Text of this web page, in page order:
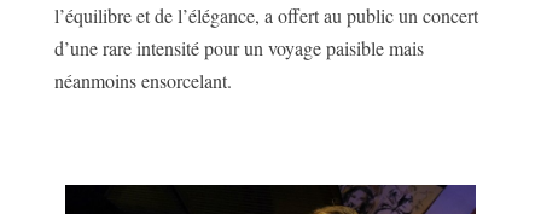
l’équilibre et de l’élégance, a offert au public un concert
d’une rare intensité pour un voyage paisible mais
néanmoins ensorcelant.